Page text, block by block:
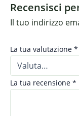
Recensisci
Il tuo indirizzo
La tua valutazione *
La tua recensione *